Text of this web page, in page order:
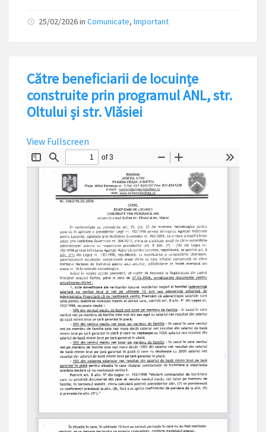
25/02/2026in Comunicate, Important
Către beneficiarii de locuințe
construite prin programul ANL, str.
Oltului și str. Vlăsiei
View Fullscreen